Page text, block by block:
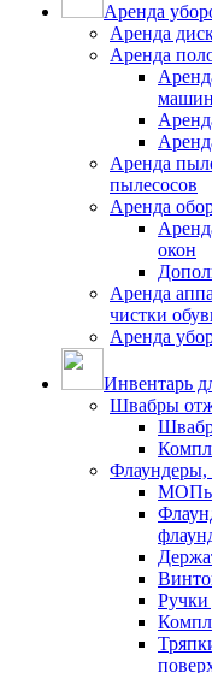
Аренда
Аренда
Аренда
машин
Аренда
пылесосов
Аренда
окон
Аренда
чистки
Аренда
Инвентарь
Швабры
МОПы
Ручки